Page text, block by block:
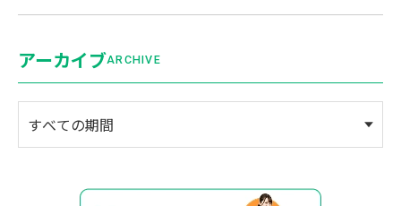
アーカイブARCHIVE